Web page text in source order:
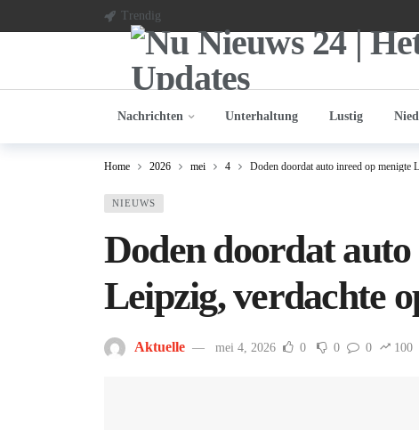
Trendig
Nachrichten Unterhaltung Lustig
Home 2026 mei 4 Doden doordat auto inreed op menigte
NIEUWS
Doden doordat
Leipzig, verdachte
Aktuelle mei 4, 2026 0 0 0 100